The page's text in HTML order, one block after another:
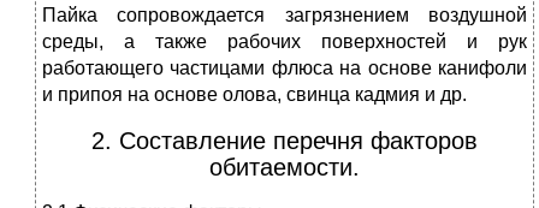
Пайка сопровождается загрязнением воздушной
среды, а также рабочих поверхностей и рук
работающего частицами флюса на основе канифоли
и припоя на основе олова, свинца кадмия и др.
2. Составление перечня факторов
обитаемости.